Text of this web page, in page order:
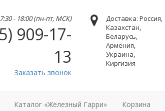
7:30 - 18:00 (пн-пт, МСК)
909-17-
13
Заказать звонок
Доставка: Россия,
Казахстан,
Беларусь,
Армения,
Украина,
Киргизия
Каталог «Железный Гарри» Корзина